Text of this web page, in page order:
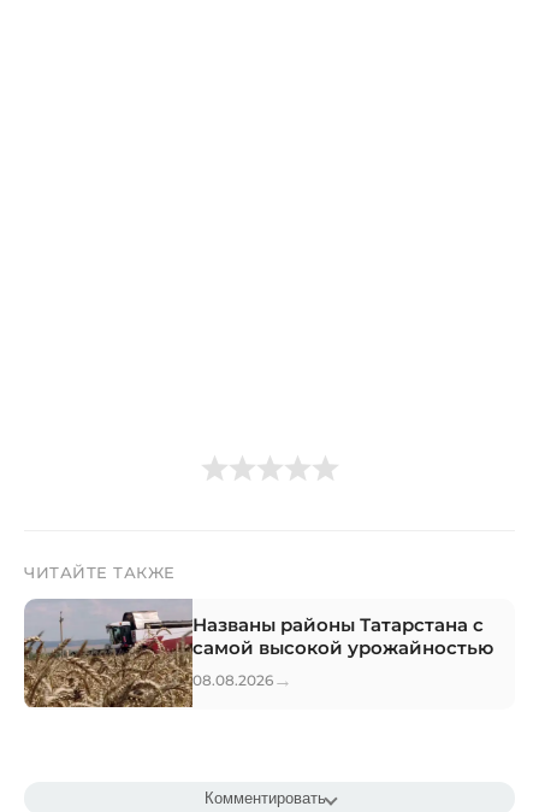
ЧИТАЙТЕ ТАКЖЕ
Названы районы Татарстана с
самой высокой урожайностью
08.08.2026 →
Комментировать